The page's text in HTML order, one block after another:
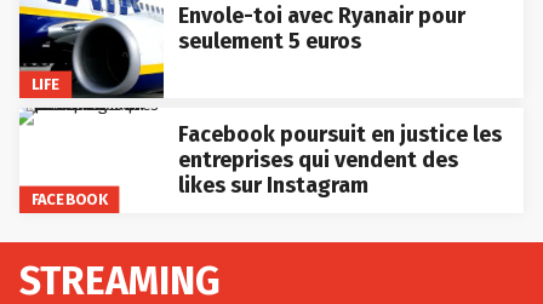
LIFE
Envole-toi avec Ryanair pour
seulement 5 euros
FACEBOOK
Facebook poursuit en justice les
entreprises qui vendent des
likes sur Instagram
STREAMING